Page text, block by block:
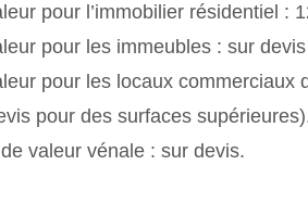
pour l’immobilier résidentiel :
pour les immeubles : sur
pour les locaux commerciaux
pour des surfaces
valeur vénale : sur devis.